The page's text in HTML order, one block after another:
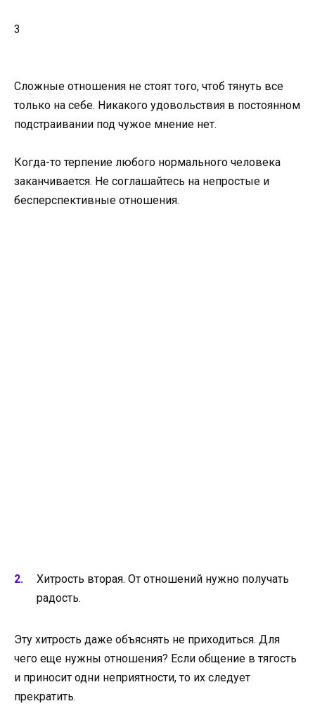
3
Сложные отношения не стоят того, чтоб тянуть все
только на себе. Никакого удовольствия в постоянном
подстраивании под чужое мнение нет.
Когда-то терпение любого нормального человека
заканчивается. Не соглашайтесь на непростые и
бесперспективные отношения.
Хитрость вторая. От отношений нужно получать
радость.
Эту хитрость даже объяснять не приходиться. Для
чего еще нужны отношения? Если общение в тягость
и приносит одни неприятности, то их следует
прекратить.